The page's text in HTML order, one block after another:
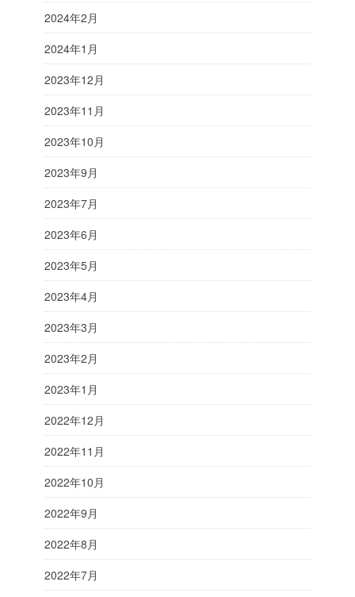
2024年2月
2024年1月
2023年12月
2023年11月
2023年10月
2023年9月
2023年7月
2023年6月
2023年5月
2023年4月
2023年3月
2023年2月
2023年1月
2022年12月
2022年11月
2022年10月
2022年9月
2022年8月
2022年7月